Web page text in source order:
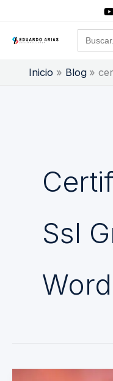
contenido
Buscar:
Inicio Blog
Ssl